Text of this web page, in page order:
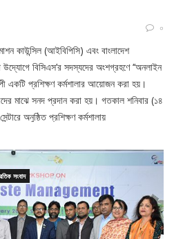
কাউন্সিল (আইবিপিসি) এবং বাংলাদেশ
বিসিএস’র সদস্যদের অংশগ্রহণে ‘‘অনলাইন
একটি প্রশিক্ষণ কর্মশালার আয়োজন করা হয়।
মাঝে সনদ প্রদান করা হয়। গতকাল শনিবার (১৪
সংবাদ